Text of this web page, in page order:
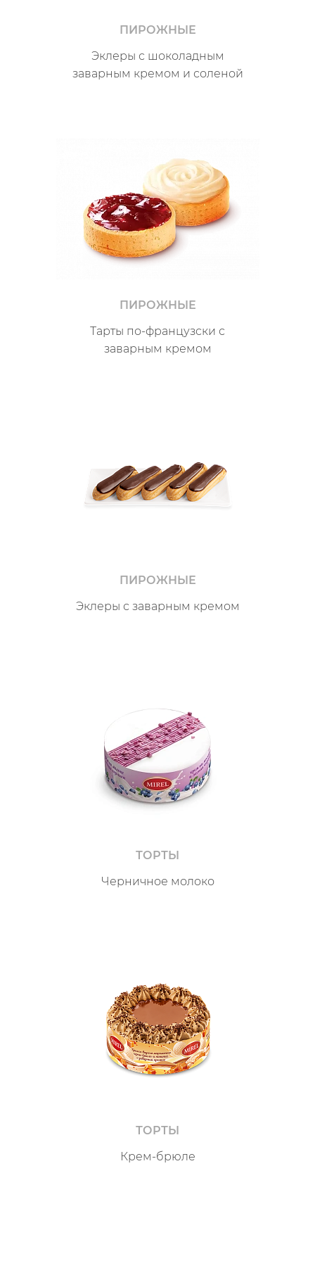
ПИРОЖНЫЕ
Эклеры с шоколадным
заварным кремом и соленой
ПИРОЖНЫЕ
Тарты по-французски с
заварным кремом
ПИРОЖНЫЕ
Эклеры с заварным кремом
ТОРТЫ
Черничное молоко
ТОРТЫ
Крем-брюле